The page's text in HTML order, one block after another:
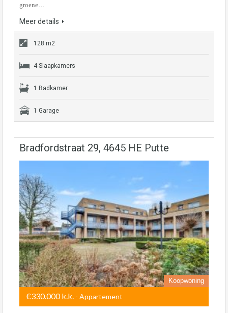
groene…
Meer details
128 m2
4 Slaapkamers
1 Badkamer
1 Garage
Bradfordstraat 29, 4645 HE Putte
Koopwoning
€330.000 k.k. - Appartement